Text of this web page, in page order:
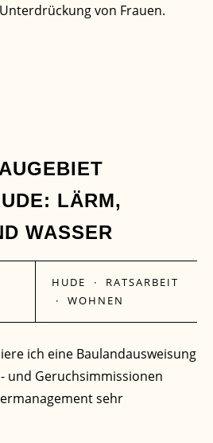
von Frauen.
LÄRM,
WASSER
HUDE · RATSARBEIT
· WOHNEN
ich eine Baulandausweisung
und Geruchsimmissionen
sehr